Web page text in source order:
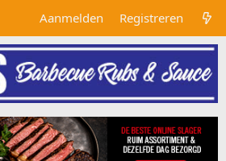
Aanmelden Registreren